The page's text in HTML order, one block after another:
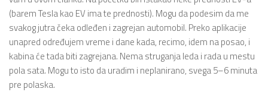
(barem Tesla kao EV ima te prednosti). Mogu da podesim da me
svakog jutra čeka odleđen i zagrejan automobil. Preko aplikacije
unapred određujem vreme i dane kada, recimo, idem na posao, i
kabina će tada biti zagrejana. Nema struganja leda i rada u mestu
pola sata. Mogu to isto da uradim i neplanirano, svega 5–6 minuta
pre polaska.